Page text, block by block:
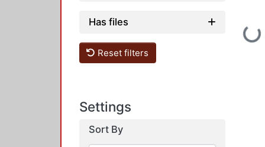
Has files
Reset filters
Settings
Sort By
Loading...